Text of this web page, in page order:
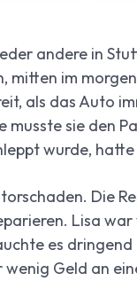
andere in
mitten im
als das Auto
sie den
wurde,
Die
Lisa
es
Geld an